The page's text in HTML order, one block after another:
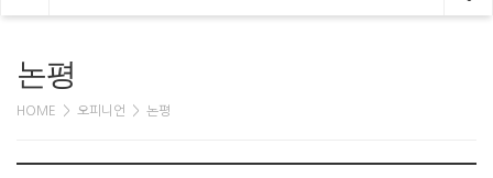
논평
HOME > 오피니언 > 논평